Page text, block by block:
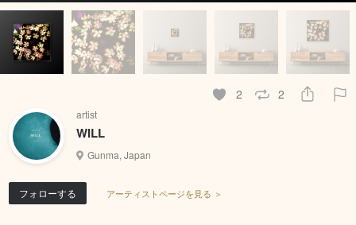
2 2
artist
WILL
Gunma, Japan
フォローする アーティストページを見る ＞